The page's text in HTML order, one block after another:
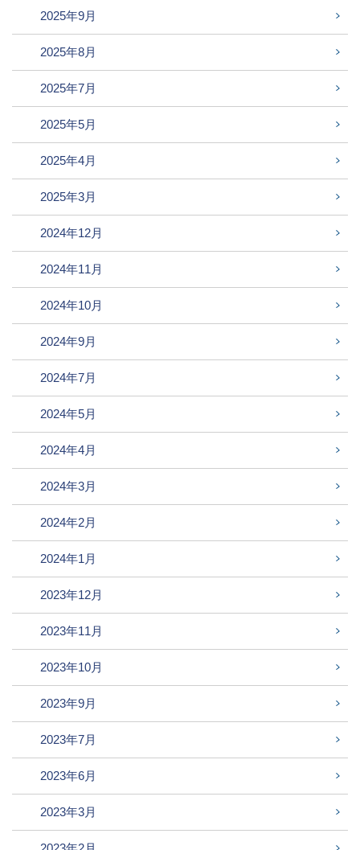
2025年9月
2025年8月
2025年7月
2025年5月
2025年4月
2025年3月
2024年12月
2024年11月
2024年10月
2024年9月
2024年7月
2024年5月
2024年4月
2024年3月
2024年2月
2024年1月
2023年12月
2023年11月
2023年10月
2023年9月
2023年7月
2023年6月
2023年3月